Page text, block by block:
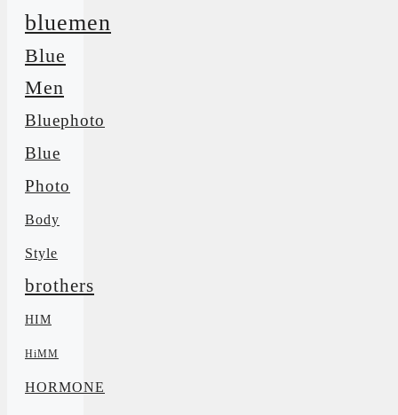
bluemen
Blue
Men
Bluephoto
Blue
Photo
Body
Style
brothers
HIM
HiMM
HORMONE